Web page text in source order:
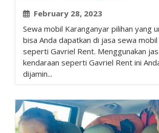
February 28, 2023
Sewa mobil Karanganyar pilihan yang
bisa Anda dapatkan di jasa sewa
seperti Gavriel Rent. Menggunakan
kendaraan seperti Gavriel Rent ini
dijamin...